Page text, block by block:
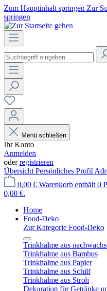
Zum Hauptinhalt springen Zur
springen
Menü schließen
Ihr Konto
Anmelden
oderregistrieren
Übersicht Persönliches Profil
0,00 € Warenkorb enthält 0
0,00 €.
Home
Food-Deko
Zur Kategorie Food-Deko
Trinkhalme aus
Trinkhalme aus Bambus
Trinkhalme aus Papier
Trinkhalme aus Schilf
Trinkhalme aus Stroh
Dekoration für Getränke